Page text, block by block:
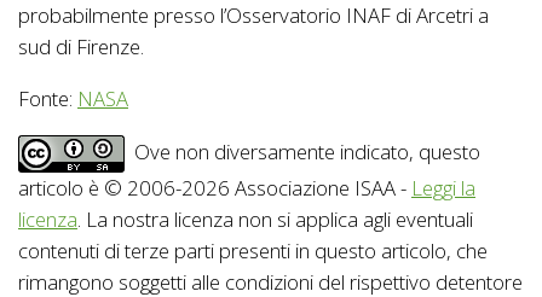
probabilmente presso l’Osservatorio INAF di Arcetri a
sud di Firenze.
Fonte: NASA
Ove non diversamente indicato, questo
articolo è © 2006-2026 Associazione ISAA - Leggi la
licenza. La nostra licenza non si applica agli eventuali
contenuti di terze parti presenti in questo articolo, che
rimangono soggetti alle condizioni del rispettivo detentore